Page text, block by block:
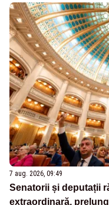
7 aug. 2026, 09:49
Senatorii și deputații
extraordinară,